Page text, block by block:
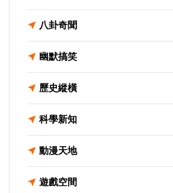
八卦奇聞
幽默搞笑
歷史縱橫
科學新知
動漫天地
遊戲空間